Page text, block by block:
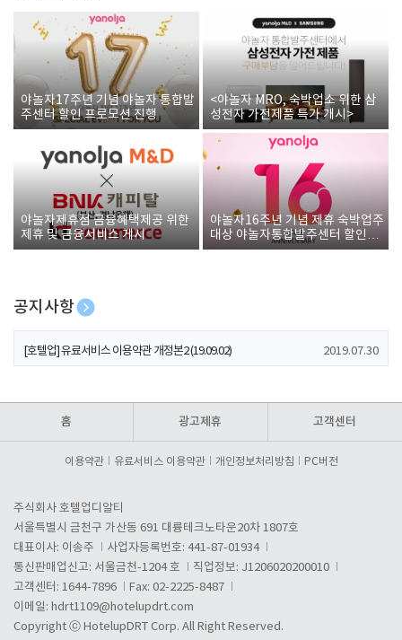
야놀자17주년 기념 야놀자 통합발
주센터 할인 프로모션 진행
<야놀자 MRO, 숙박업소 위한 삼
성전자 가전제품 특가 개시>
야놀자제휴점 금융혜택제공 위한
제휴 및 금융서비스 게시
야놀자16주년 기념 제휴 숙박업주
대상 야놀자통합발주센터 할인쿠
폰 증정
공지사항
[호텔업] 개인정보 처리방침 개정본1 (19.09.02)
[호텔업] 유료서비스 이용약관 개정본2 (19.09.02) 2019.07.30
홈 광고제휴 고객센터
이용약관 유료서비스 이용약관 개인정보처리방침 PC버전
주식회사 호텔업디알티
서울특별시 금천구 가산동 691 대륭테크노타운20차 1807호
대표이사: 이송주
사업자등록번호: 441-87-01934
통신판매업신고: 서울금천-1204 호
직업정보: J1206020200010
고객센터: 1644-7896
Fax: 02-2225-8487
이메일: hdrt1109@hotelupdrt.com
Copyright ⓒ HotelupDRT Corp. All Right Reserved.